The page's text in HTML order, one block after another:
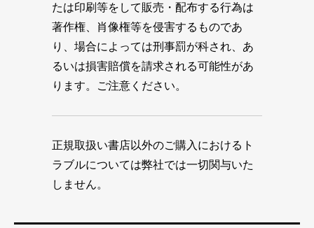
たは印刷等をして販売・配布する行為は
著作権、肖像権等を侵害するものであ
り、場合によっては刑事罰が科され、あ
るいは損害賠償を請求される可能性があ
ります。ご注意ください。
正規取扱い書店以外のご購入におけるト
ラブルについては弊社では一切関与いた
しません。